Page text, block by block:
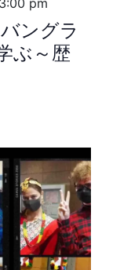
ングラ
ぶ～歴